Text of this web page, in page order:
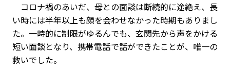
コロナ禍のあいだ、母との面談は断続的に途絶え、長
い時には半年以上も顔を会わせなかった時期もありまし
た。一時的に制限がゆるんでも、玄関先から声をかける
短い面談となり、携帯電話で話ができたことが、唯一の
救いでした。